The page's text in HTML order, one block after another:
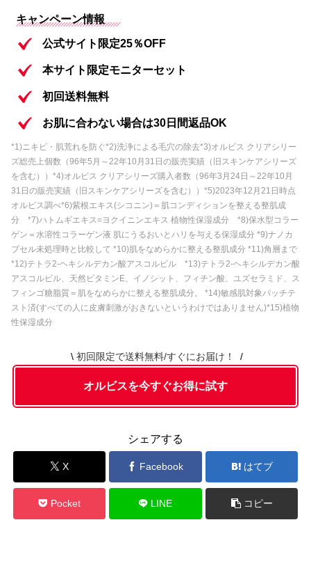
内容② 保湿液
内容④ オリジナルヘアバンド
内容⑤ ニキビケアジェル 3包
内容⑥ 泡立てネット
キャンペーン情報
公式サイト限定25％OFF
本サイト限定モニターセット
初回送料無料
お肌に合わない場合は30日間返品OK
*1)ニキビ・肌荒れを防ぐ*2)洗浄による毛穴の除去*3)オルビス クリアシリー
ズ総売上個数（96年5月～22年10月31日の販売実績（旧スキンケアシリーズ
を含む））*4)オルビス クリアシリーズ購入者数（96年3月24日～22年10月
31日の販売実績（旧スキンケアシリーズを含む））*5)2023年12月21日時点
オルビス調べ*6)紫根エキス(シコニン)＝肌コンディションを整える整肌成
分 *7)ハトムギエキス=ヨクイニンエキス 植物性保湿成分 *8)保水型コラー
ゲン＝水溶性コラーゲン液 肌にうるおいとハリを与える保湿成分 *9)ナノカ
プセル未処理時と比較して *10)肌をなめらかに整える整肌成分 *11)角層まで
*12)テトラ2-ヘキシルデカン酸アスコルビル *13)テトラ2-ヘキシルデカン酸
アスコルビル、天然ビタミンE、イノシット、フィチン酸、ユズセラミド、ス
フィンゴ糖脂質＝肌をなめらかに整える整肌成分。 *14)敏感肌対象パッチテ
スト済(すべての人に皮膚刺激がおきないというわけではありません)*15)植物
性保湿成分
初回限定で送料無料/すぐにお届け！
オルビスを今すぐお得に試す
シェアする
X Facebook はてブ
Pocket LINE コピー